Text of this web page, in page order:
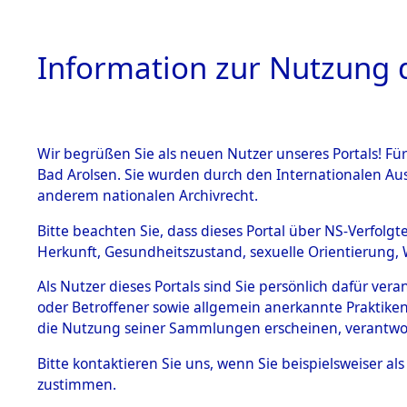
HOME
BESTÄNDE
Inhaftierungsdoku
mente
1.2.9 Beim ITS
verwahrte
1.2.9.1
Effekten aus
0005
Information zur Nutzung
Wir begrüßen Sie als neuen Nutzer unseres Portals!
Bad Arolsen. Sie wurden durch den Internationalen
anderem nationalen Archivrecht.
Bitte beachten Sie, dass dieses Portal über NS-
Herkunft, Gesundheitszustand, sexuelle
Als Nutzer dieses Portals sind Sie persönlich dafür
oder Betroffener sowie allgemein anerkannte
die Nutzung seiner Sammlungen erscheinen,
Bitte kontaktieren Sie uns, wenn Sie beispielsweiser
zustimmen.